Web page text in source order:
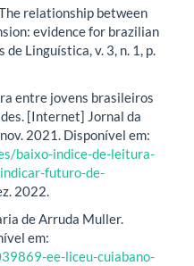
The relationship between
evidence for brazilian
Linguística, v. 3, n. 1, p.
entre jovens brasileiros
[Internet] Jornal da
2021. Disponível em:
baixo-indice-de-leitura-
futuro-de-
2022.
de Arruda Muller.
em:
ee-liceu-cuiabano-